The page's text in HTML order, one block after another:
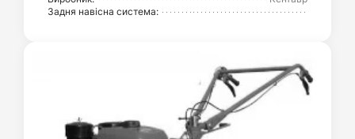
Задня навісна система: